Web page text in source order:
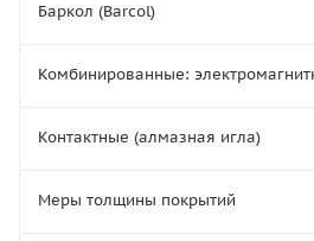
Баркол (Barcol)
Комбинированные:
Контактные (алмазная игла)
Меры толщины покрытий